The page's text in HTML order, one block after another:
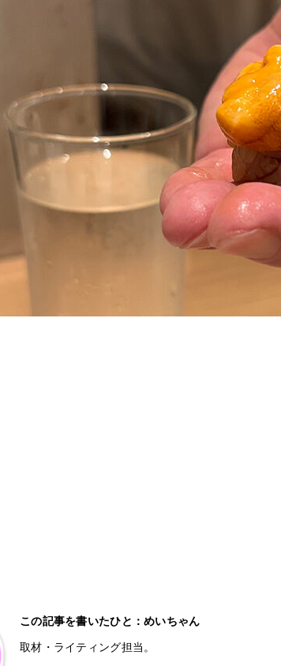
この記事を書いたひと：めいちゃん
取材・ライティング担当。